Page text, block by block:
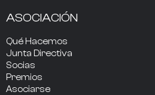
ASOCIACIÓN
Qué Hacemos
Junta Directiva
Socias
Premios
Asociarse